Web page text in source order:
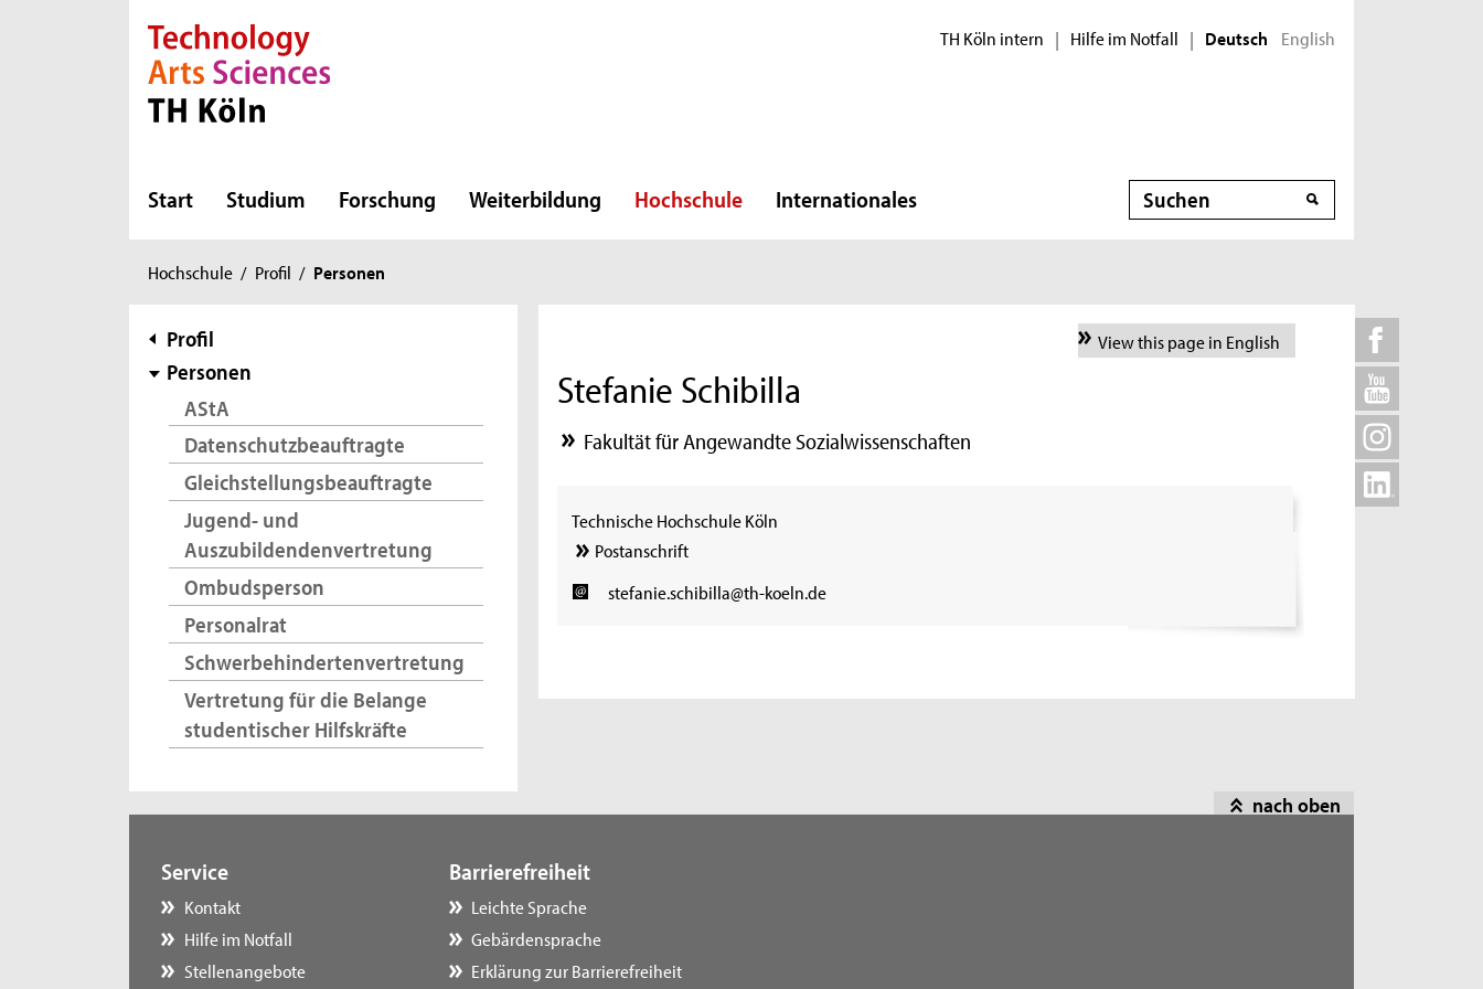
Direkt zur Hauptnavigation
Direkt zur Subnavigation
Direkt zum Inhalt
Direkt zum Fußbereich TH Köln intern | Hilfe im Notfall | Deutsch English
Start Studium Forschung Weiterbildung Hochschule Internationales Suche
Sie
hier:
Hochschule / Profil / Personen
Subnavigation
Profil
Personen
AStA
Datenschutzbeauftragte
Gleichstellungsbeauftragte
Jugend- und
Auszubildendenvertretung
Ombudsperson
Personalrat
Schwerbehindertenvertretung
Vertretung für die Belange
studentischer Hilfskräfte
View this page in English
Stefanie Schibilla
Fakultät für Angewandte Sozialwissenschaften
Technische Hochschule Köln
Postanschrift
stefanie.schibilla@th-koeln.de
nach oben
Service
Kontakt
Hilfe im Notfall
Stellenangebote
Barrierefreiheit
Leichte Sprache
Gebärdensprache
Erklärung zur Barrierefreiheit